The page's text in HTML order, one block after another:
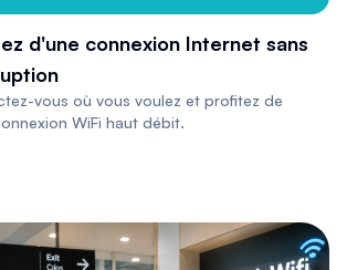
d'une connexion Internet sans
vous où vous voulez et profitez de
WiFi haut débit.